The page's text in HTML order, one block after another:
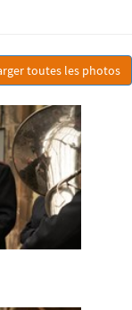
toutes les photos